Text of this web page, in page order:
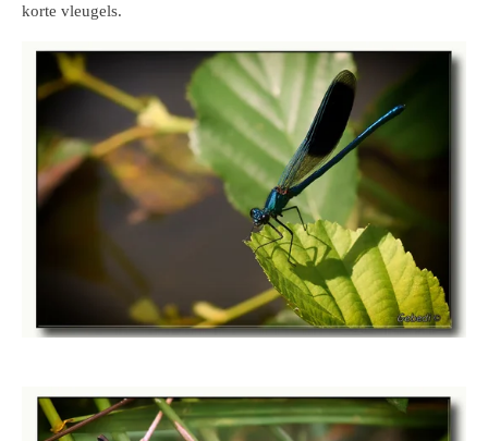
korte vleugels.